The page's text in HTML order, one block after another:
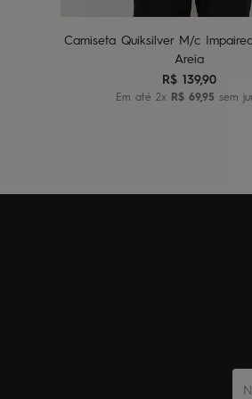
Camiseta Quiksilver M/c
Areia
R$ 139,90
Em até 2x R$ 69,95 sem